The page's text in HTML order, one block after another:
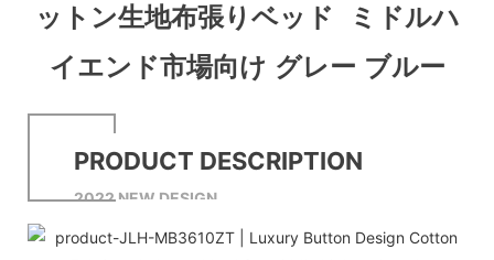
ットン生地布張りベッド ミドルハ
イエンド市場向け グレー ブルー
PRODUCT DESCRIPTION
2022 NEW DESIGN